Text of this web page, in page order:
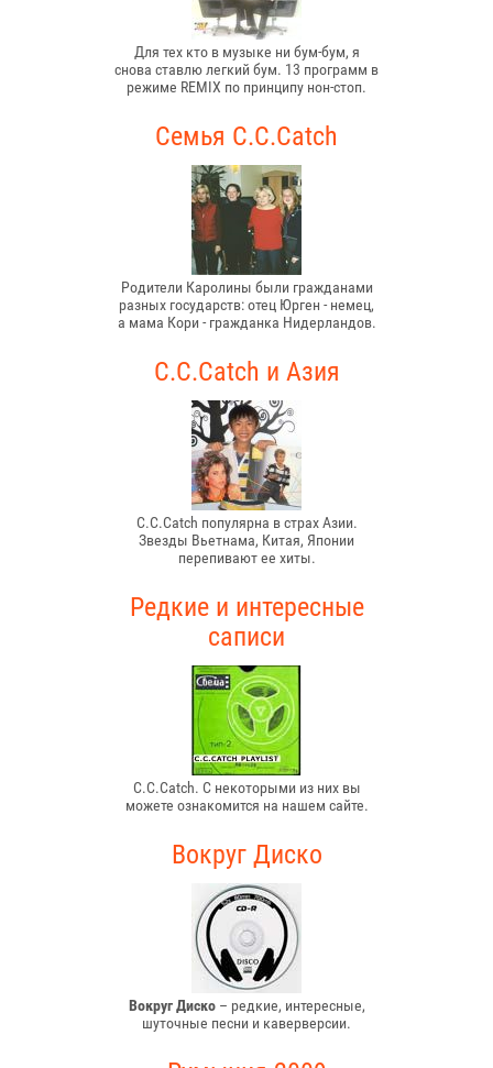
Для тех кто в музыке ни бум-бум, я
снова ставлю легкий бум. 13 программ в
режиме REMIX по принципу нон-стоп.
Семья С.С.Catch
Родители Каролины были гражданами
разных государств: отец Юрген - немец,
а мама Кори - гражданка Нидерландов.
C.C.Catch и Азия
C.C.Catch популярна в страх Азии.
Звезды Вьетнама, Китая, Японии
перепивают ее хиты.
Редкие и интересные
саписи
C.C.Catch. С некоторыми из них вы
можете ознакомится на нашем сайте.
Вокруг Диско
Вокруг Диско– редкие, интересные,
шуточные песни и каверверсии.